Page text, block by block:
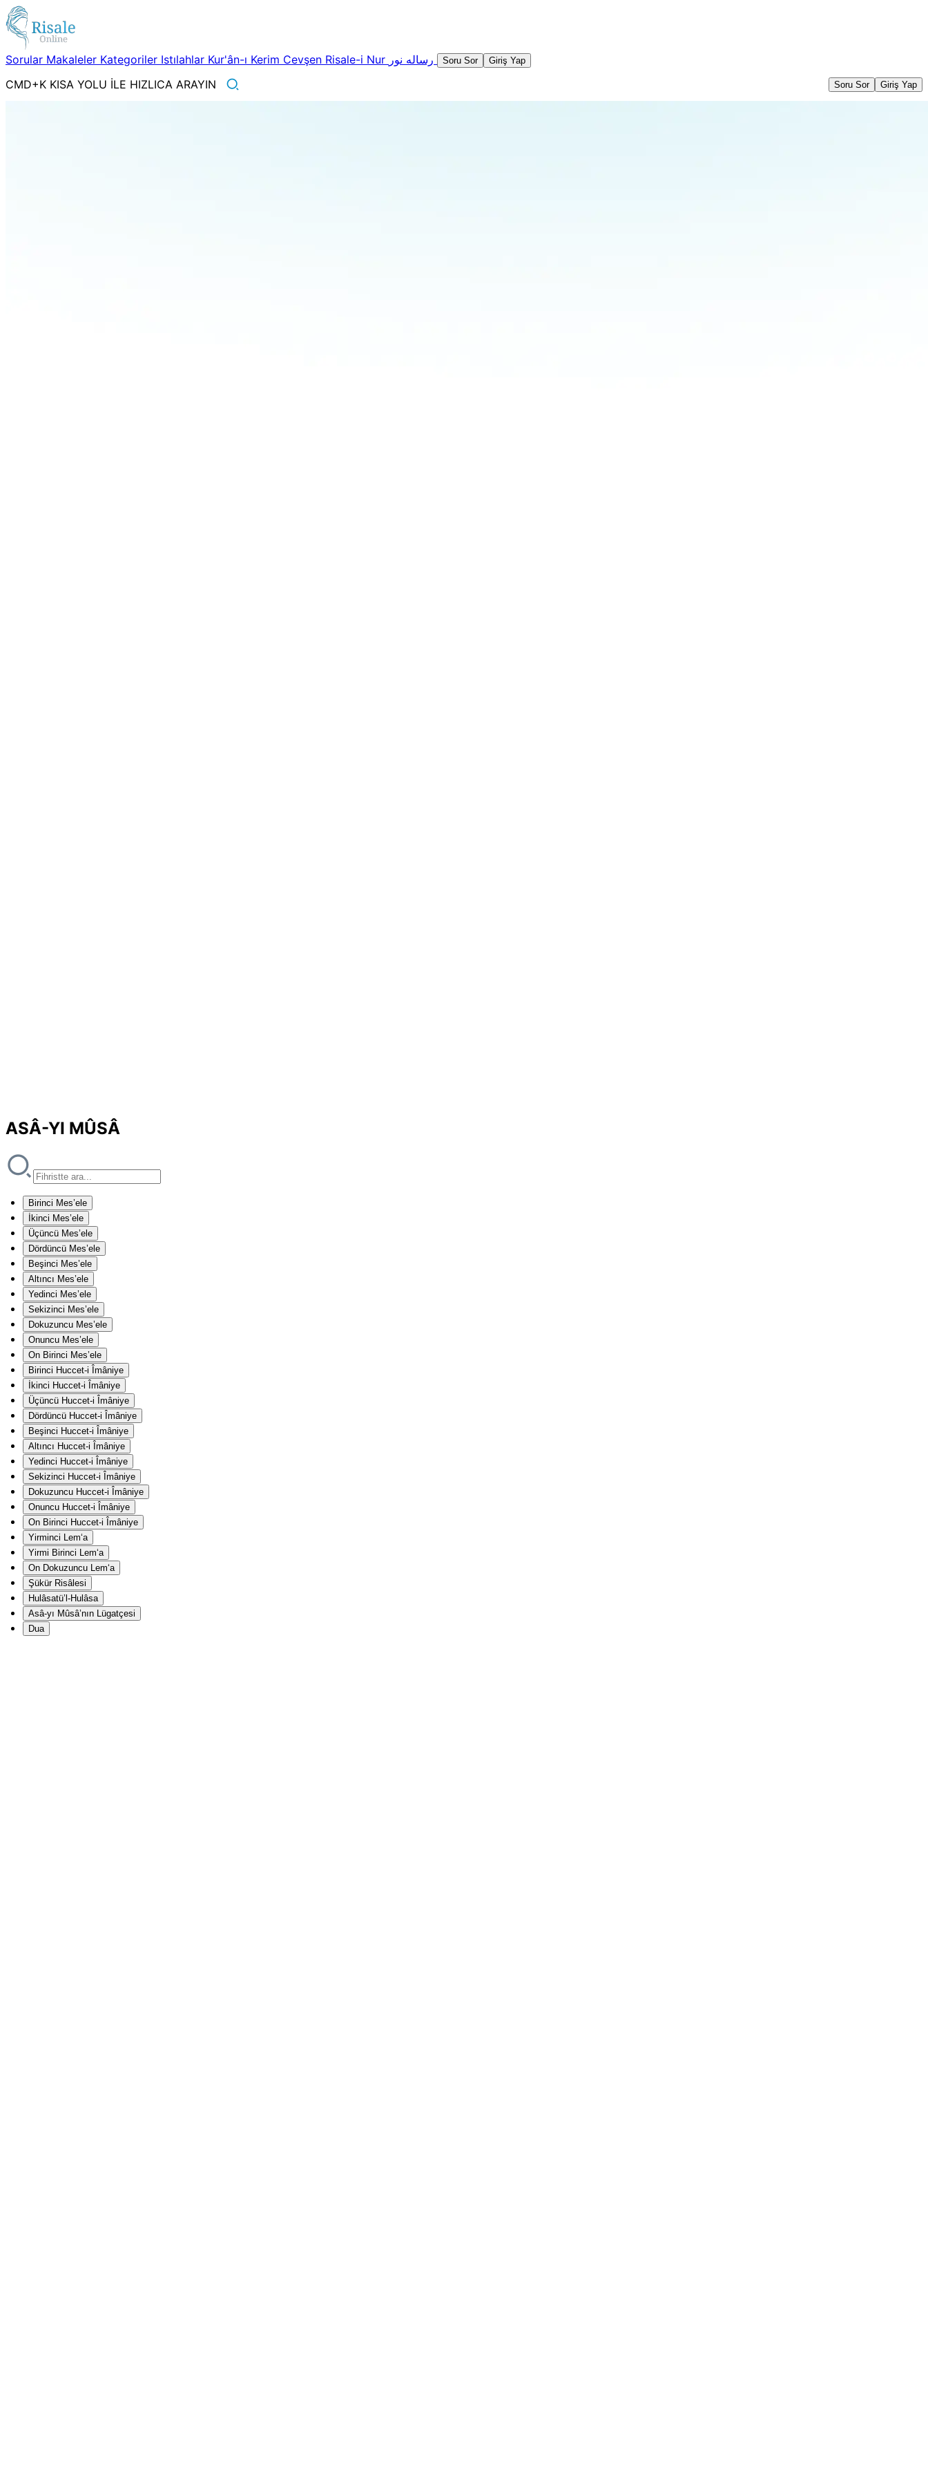
Sorular Makaleler Kategoriler Istılahlar Kur'ân-ı Kerim Cevşen Risale-i Nur Soru Sor Giriş Yap
CMD+K KISA YOLU İLE HIZLICA ARAYIN Soru Sor Giriş Yap
ASÂ-YI MÛSÂ
Birinci Mes’ele
İkinci Mes’ele
Üçüncü Mes’ele
Dördüncü Mes’ele
Beşinci Mes’ele
Altıncı Mes’ele
Yedinci Mes’ele
Sekizinci Mes’ele
Dokuzuncu Mes’ele
Onuncu Mes’ele
On Birinci Mes’ele
Birinci Huccet-i Îmâniye
İkinci Huccet-i Îmâniye
Üçüncü Huccet-i Îmâniye
Dördüncü Huccet-i Îmâniye
Beşinci Huccet-i Îmâniye
Altıncı Huccet-i Îmâniye
Yedinci Huccet-i Îmâniye
Sekizinci Huccet-i Îmâniye
Dokuzuncu Huccet-i Îmâniye
Onuncu Huccet-i Îmâniye
On Birinci Huccet-i Îmâniye
Yirminci Lem‘a
Yirmi Birinci Lem‘a
On Dokuzuncu Lem‘a
Şükür Risâlesi
Hulâsatü’l-Hulâsa
Asâ-yı Mûsâ’nın Lügatçesi
Dua